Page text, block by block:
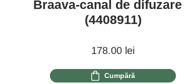
Braava-canal de difuzare
(4408911)
178.00 lei
Cumpără